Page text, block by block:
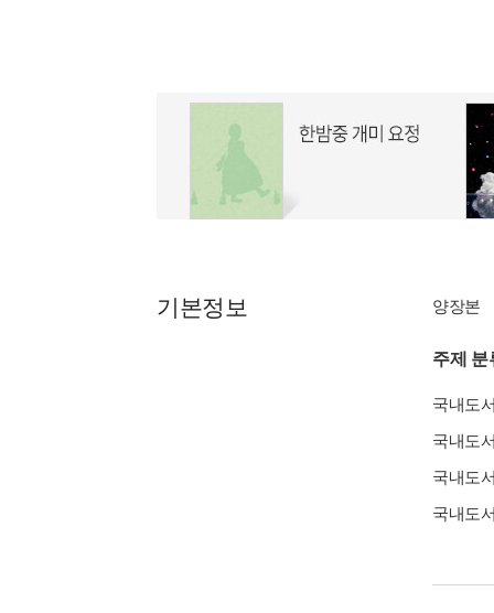
기본정보 양장본
주제 분
국내도
국내도
국내도
국내도